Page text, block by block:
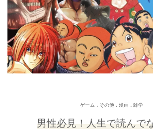
ゲーム . その他. 漫画. 雑学
男性必見！人生で読んで